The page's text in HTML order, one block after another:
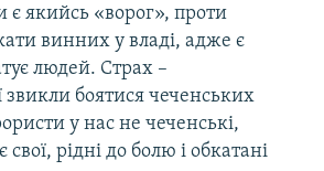
якийсь «ворог», проти
винних у владі, адже є
людей. Страх –
звикли боятися чеченських
у нас не чеченські,
рідні до болю і обкатані